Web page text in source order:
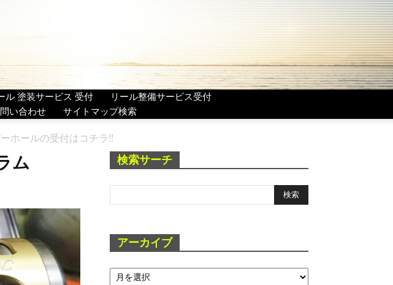
ル 塗装サービス 受付
リール整備サービス受付
い合わせ サイトマップ検索
ホールの受付はコチラ!!
ム
検索サーチ
アーカイブ
ア
ー